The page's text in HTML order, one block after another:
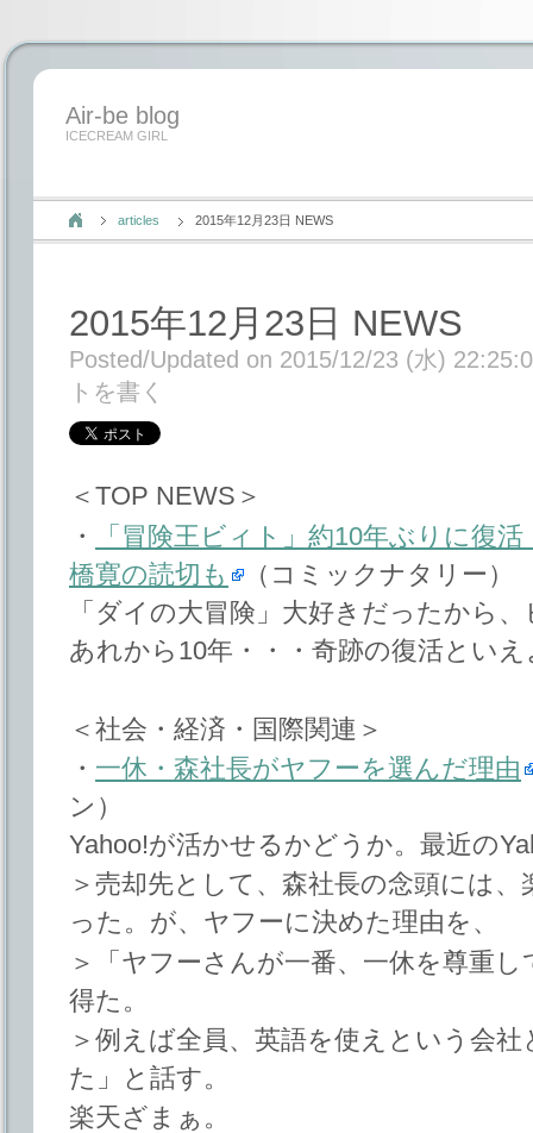
Air-be blog
ICECREAM GIRL
articles 2015年12月23日 NEWS
2015年12月23日 NEWS
Posted/Updated on 2015/12/23 (水)
トを書く
＜TOP NEWS＞
・
「冒険王ビィト」約10年ぶりに復
橋寛の読切も
（コミックナタリー）
「ダイの大冒険」大好きだったから
あれから10年・・・奇跡の復活とい
＜社会・経済・国際関連＞
・ 一休・森社長がヤフーを選んだ理由
ン）
Yahoo!が活かせるかどうか。最近の
＞売却先として、森社長の念頭には
った。が、ヤフーに決めた理由を、
＞「ヤフーさんが一番、一休を尊重
得た。
＞例えば全員、英語を使えという会
た」と話す。
楽天ざまぁ。